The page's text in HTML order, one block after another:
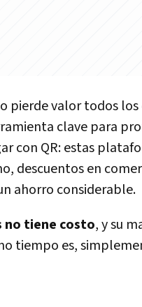
pierde valor todos los
clave para
con QR: estas
descuentos en
ahorro considerable.
no tiene costo, y su
tiempo es,